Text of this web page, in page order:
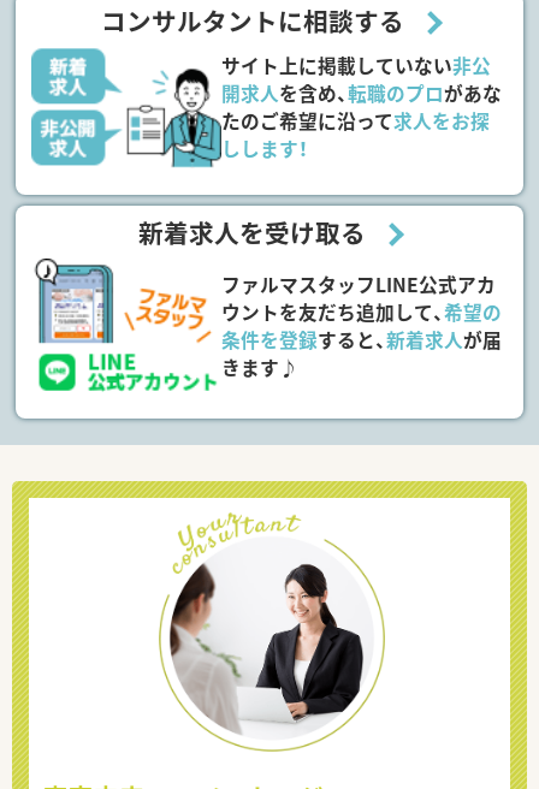
コンサルタントに相談する
サイト上に掲載していない非公
開求人を含め、転職のプロがあな
たのご希望に沿って求人をお探
しします！
新着求人を受け取る
ファルマスタッフLINE公式アカ
ウントを友だち追加して、希望の
条件を登録すると、新着求人が届
きます♪